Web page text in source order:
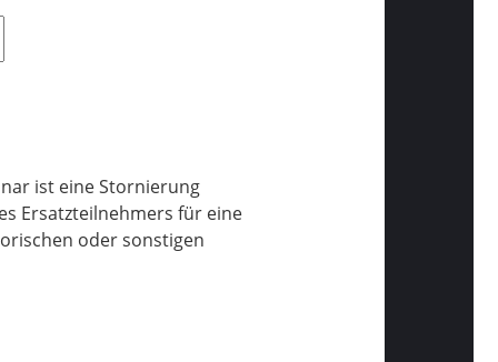
ist eine Stornierung
Ersatzteilnehmers für eine
oder sonstigen